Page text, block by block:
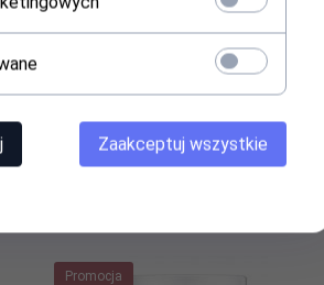
Promocja
Zaakceptuj wszystkie